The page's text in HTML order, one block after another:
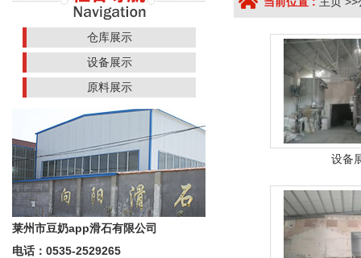
设备
仓库展示
设备展示
原料展示
莱州市豆奶app滑石有限公司
电话：0535-2529265